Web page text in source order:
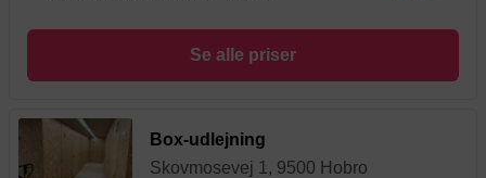
Se alle priser
Box-udlejning
Skovmosevej 1, 9500 Hobro